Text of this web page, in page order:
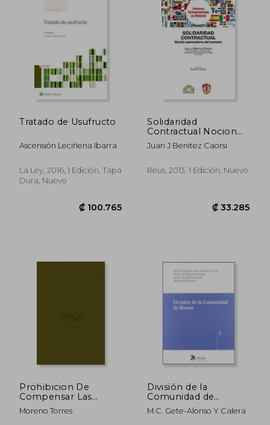
₡ 18.695 ₡
Tratado de Usufructo
Ascensión Leciñena Ibarra
La Ley, 2016, 1 Edición, Tapa
Dura, Nuevo
Solidaridad
Contractual Nocion
Posmoderna Del
Contrato
Juan J Benitez Caorsi
Reus, 2013, 1 Edición, Nuevo
Prohibicion De
Compensar Las
Deudas D
Moreno Torres
División de la
Comunidad de
Bienes.
M.C. Gete-Alonso Y Calera